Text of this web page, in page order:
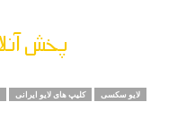
پخش
کلیپ های لایو ایرانی
لایو سکسی